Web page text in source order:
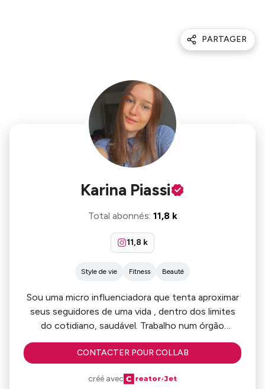
PARTAGER
Karina Piassi
Total abonnés: 11,8 k
11,8 k
Style de vie Fitness Beauté
Sou uma micro influenciadora que tenta aproximar
seus seguidores de uma vida , dentro dos limites
do cotidiano, saudável. Trabalho num órgão
público, treino musculação e pratico alguns
“esportes” como yoga e pilates, além de aos finais
Também sou casada e tenho quatro gatinhas,
CONTACTER POUR COLLAB
créé avec